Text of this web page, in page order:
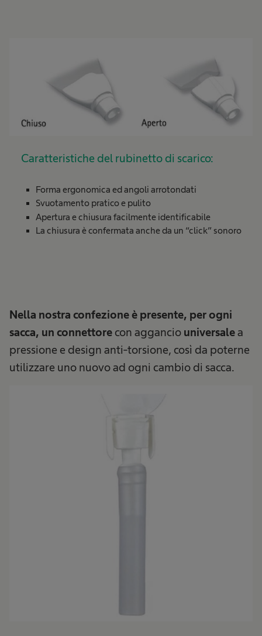
Caratteristiche del rubinetto di scarico:
Forma ergonomica ed angoli arrotondati
Svuotamento pratico e pulito
Apertura e chiusura facilmente identificabile
La chiusura è confermata anche da un “click” sonoro
Nella nostra confezione è presente, per ogni
sacca, un connettore con aggancio universalea
pressione e design anti-torsione, così da poterne
utilizzare uno nuovo ad ogni cambio di sacca.